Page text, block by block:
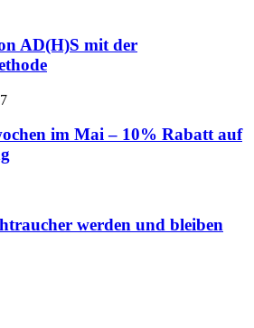
AD(H)S mit der
im Mai – 10% Rabatt auf
werden und bleiben